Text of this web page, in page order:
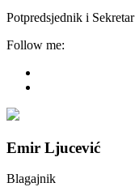
Potpredsjednik i Sekretar
Follow me:
Emir Ljucević
Blagajnik